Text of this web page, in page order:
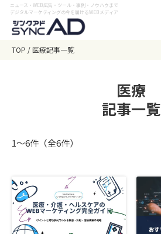
ニュース・WEB広告・ツール・事例・ノウハウまで
デジタルマーケティングの今を届けるWEBメディア
TOP 医療記事一覧
医療
記事一覧
1〜6件（全6件）